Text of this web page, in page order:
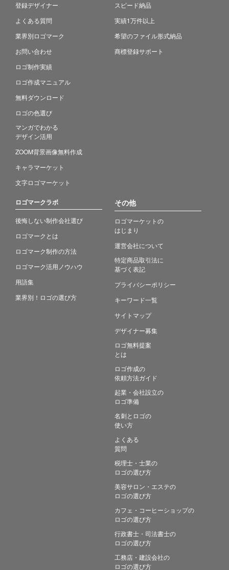
登録デザイナー
よくある質問
業界別ロゴマーク
お問い合わせ
ロゴ制作実績
ロゴ作成マニュアル
無料ダウンロード
ロゴの色選び
マンガでわかる
デザイン活用
ZOOM背景画像無料作成
キャラマーケット
文字ロゴマーケット
スピード納品
実績1万件以上
希望のファイル形式納品
商標登録サポート
ロゴマークラボ
後悔しない制作会社選び
ロゴマークとは
ロゴマーク制作の方法
ロゴマーク活用ノウハウ
用語集
業界別！ロゴの選び方
その他
ロゴマーケットの
はじまり
運営会社について
特定商品取引法に
基づく表記
プライバシーポリシー
キーワード一覧
サイトマップ
デザイナー募集
ロゴ無料提案
とは
ロゴ作成の
依頼方法ガイド
起業・会社設立の
ロゴ準備
名刺とロゴの
使い方
よくある
質問
税理士・士業の
ロゴの選び方
美容サロン・エステの
ロゴの選び方
カフェ・コーヒーショップの
ロゴの選び方
行政書士・司法書士の
ロゴの選び方
工務店・建設会社の
ロゴの選び方